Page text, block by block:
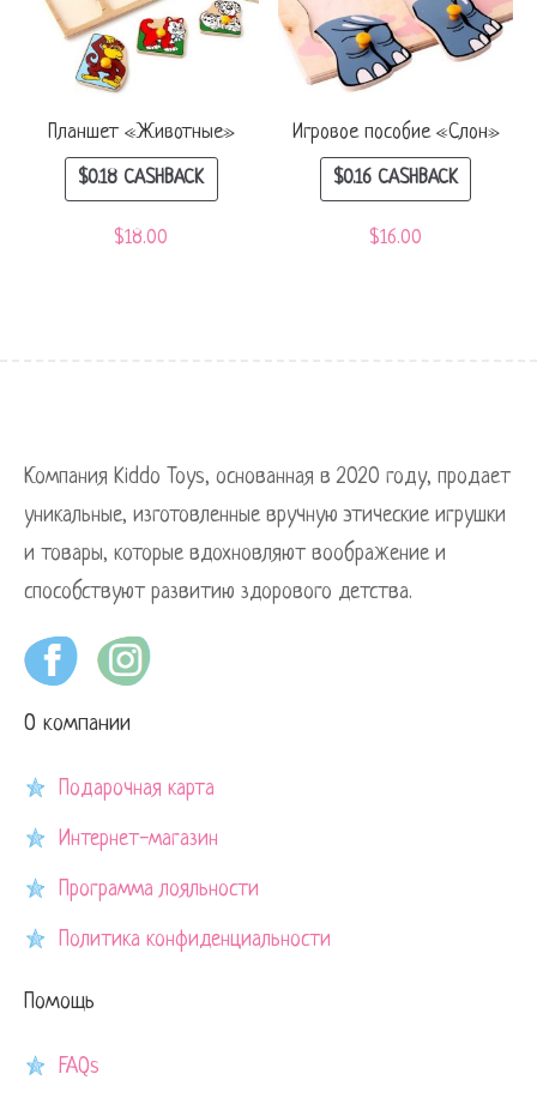
Планшет «Животные»
$0.18 CASHBACK
$18.00
Игровое пособие «Слон»
$0.16 CASHBACK
$16.00
Компания Kiddo Toys, основанная в 2020 году, продает
уникальные, изготовленные вручную этические игрушки
и товары, которые вдохновляют воображение и
способствуют развитию здорового детства.
О компании
Подарочная карта
Интернет-магазин
Программа лояльности
Политика конфиденциальности
Помощь
FAQs